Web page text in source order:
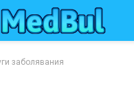
заболявания